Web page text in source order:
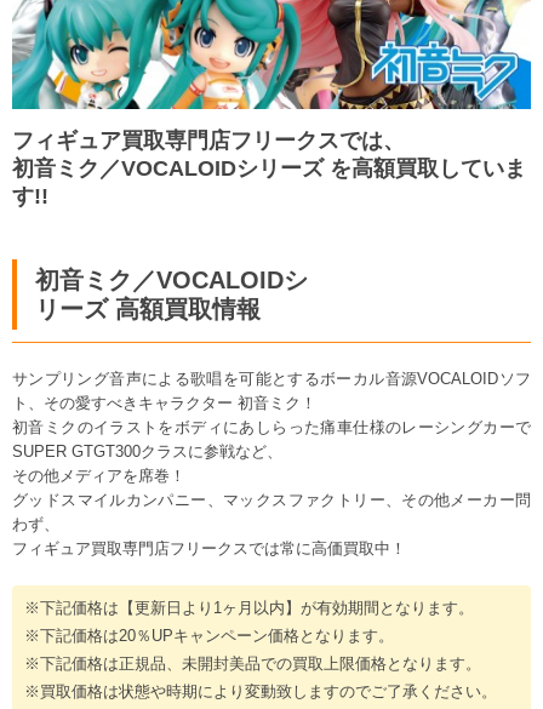
フィギュア買取専門店フリークスでは、
初音ミク／VOCALOIDシリーズ を高額買取していま
す!!
初音ミク／VOCALOIDシ
リーズ 高額買取情報
サンプリング音声による歌唱を可能とするボーカル音源VOCALOIDソフ
ト、その愛すべきキャラクター 初音ミク！
初音ミクのイラストをボディにあしらった痛車仕様のレーシングカーで
SUPER GTGT300クラスに参戦など、
その他メディアを席巻！
グッドスマイルカンパニー、マックスファクトリー、その他メーカー問
わず、
フィギュア買取専門店フリークスでは常に高価買取中！
※下記価格は【更新日より1ヶ月以内】が有効期間となります。
※下記価格は20％UPキャンペーン価格となります。
※下記価格は正規品、未開封美品での買取上限価格となります。
※買取価格は状態や時期により変動致しますのでご了承ください。